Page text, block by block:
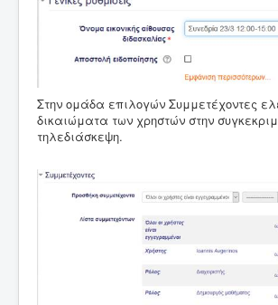
Στην ομάδα επιλογών Συμμετέχοντες
δικαιώματα των χρηστών στην
τηλεδιάσκεψη.